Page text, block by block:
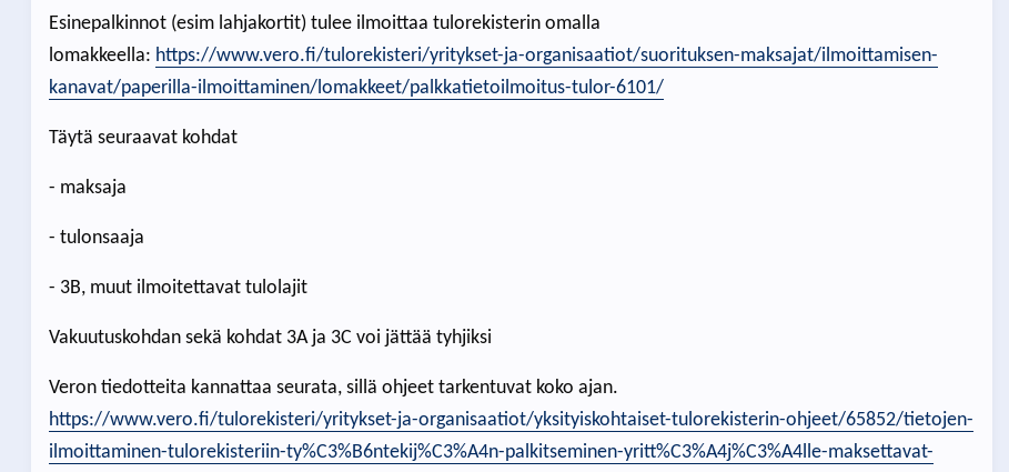
Esinepalkinnot (esim lahjakortit) tulee ilmoittaa tulorekisterin omalla
lomakkeella: https://www.vero.fi/tulorekisteri/yritykset-ja-organisaatiot/suorituksen-maksajat/ilmoittamisen-
kanavat/paperilla-ilmoittaminen/lomakkeet/palkkatietoilmoitus-tulor-6101/
Täytä seuraavat kohdat
- maksaja
- tulonsaaja
- 3B, muut ilmoitettavat tulolajit
Vakuutuskohdan sekä kohdat 3A ja 3C voi jättää tyhjiksi
Veron tiedotteita kannattaa seurata, sillä ohjeet tarkentuvat koko ajan.
https://www.vero.fi/tulorekisteri/yritykset-ja-organisaatiot/yksityiskohtaiset-tulorekisterin-ohjeet/65852/tietojen-
ilmoittaminen-tulorekisteriin-ty%C3%B6ntekij%C3%A4n-palkitseminen-yritt%C3%A4j%C3%A4lle-maksettavat-